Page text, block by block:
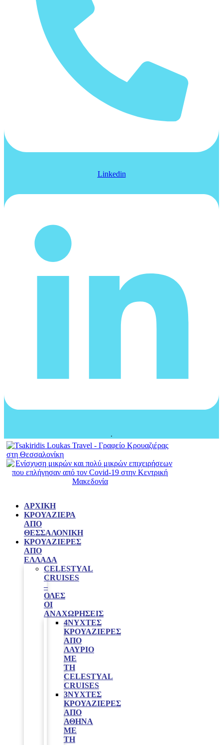
Linkedin
ΑΡΧΙΚΉ
ΚΡΟΥΑΖΙΈΡΑ
ΑΠΌ
ΘΕΣΣΑΛΟΝΊΚΗ
ΚΡΟΥΑΖΙΈΡΕΣ
ΑΠΌ
ΕΛΛΆΔΑ
CELESTYAL
CRUISES
–
ΟΛΕΣ
ΟΙ
ΑΝΑΧΩΡΗΣΕΙΣ
4ΝΥΧΤΕΣ
ΚΡΟΥΑΖΙΈΡΕΣ
ΑΠΌ
ΛΑΎΡΙΟ
ΜΕ
ΤΗ
CELESTYAL
CRUISES
3ΝΥΧΤΕΣ
ΚΡΟΥΑΖΙΈΡΕΣ
ΑΠΌ
ΑΘΉΝΑ
ΜΕ
ΤΗ